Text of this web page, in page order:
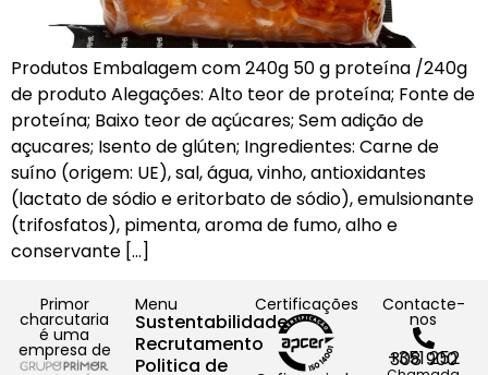
Produtos Embalagem com 240g 50 g proteína /240g
de produto Alegações: Alto teor de proteína; Fonte de
proteína; Baixo teor de açúcares; Sem adição de
açucares; Isento de glúten; Ingredientes: Carne de
suíno (origem: UE), sal, água, vinho, antioxidantes
(lactato de sódio e eritorbato de sódio), emulsionante
(trifosfatos), pimenta, aroma de fumo, alho e
conservante […]
Primor
charcutaria
é uma
empresa de
Menu
Sustentabilidade
Recrutamento
Politica de
Certificações Contacte-
nos
+351 252 308 900